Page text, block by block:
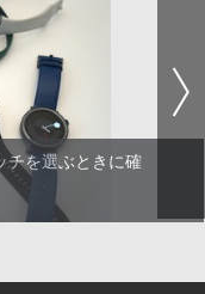
チを選ぶときに確